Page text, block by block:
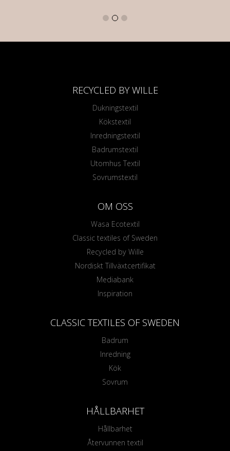
RECYCLED BY WILLE
Dukningstextil
Kökstextil
Inredningstextil
Badrumstextil
Utomhus Textil
Sovrumstextil
OM OSS
Wasa Ecotextil
Classic textiles of Sweden
Recycled by Wille
Nordiskt Tillväxtcertifikat
Mediabank
Inspiration
CLASSIC TEXTILES OF SWEDEN
Badrum
Inredning
Kök
Sovrum
HÅLLBARHET
Hållbarhet
Återvunnen textil